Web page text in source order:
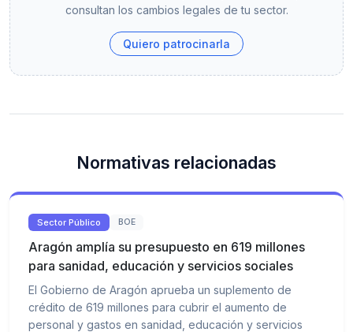
consultan los cambios legales de tu sector.
Quiero patrocinarla
Normativas relacionadas
Sector Público BOE
Aragón amplía su presupuesto en 619 millones
para sanidad, educación y servicios sociales
El Gobierno de Aragón aprueba un suplemento de
crédito de 619 millones para cubrir el aumento de
personal y gastos en sanidad, educación y servicios